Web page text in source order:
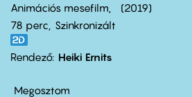
Animációs mesefilm
2019
78 perc,
Szinkronizált
Rendező Heiki Ernits
Megosztom